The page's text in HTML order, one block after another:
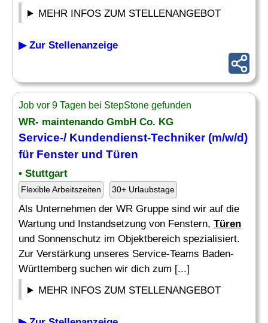
MEHR INFOS ZUM STELLENANGEBOT
▶ Zur Stellenanzeige
Job vor 9 Tagen bei StepStone gefunden
WR- maintenando GmbH Co. KG
Service-/ Kundendienst-Techniker (m/w/d)
für Fensterund Türen
• Stuttgart
Flexible Arbeitszeiten 30+ Urlaubstage
Als Unternehmen der WR Gruppe sind wir auf die
Wartung und Instandsetzung von Fenstern, Türen
und Sonnenschutz im Objektbereich spezialisiert.
Zur Verstärkung unseres Service-Teams Baden-
Württemberg suchen wir dich zum [...]
MEHR INFOS ZUM STELLENANGEBOT